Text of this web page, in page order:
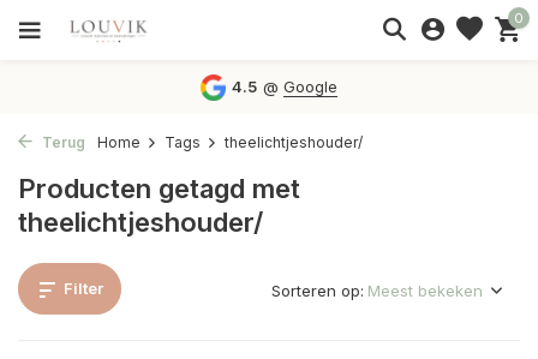
0
4.5 @Google
Terug Home Tags theelichtjeshouder/
Producten getagd met
theelichtjeshouder/
Filter Sorteren op: